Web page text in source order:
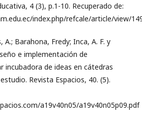
4 (3), p.1-10. Recuperado de:
index.php/refcale/article/view/
A.; Barahona, Fredy; Inca, A. F. y
e implementación de
incubadora de ideas en cátedras
Revista Espacios, 40. (5).
a19v40n05/a19v40n05p09.pdf